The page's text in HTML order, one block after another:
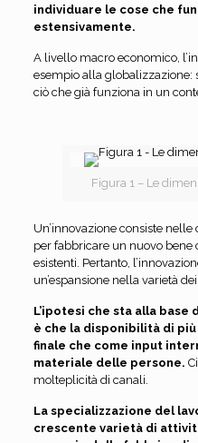
individuare le cose che
estensivamente.
A livello macro economico,
esempio alla globalizzazione:
ciò che già funziona in un
Figura 1 – Le
Un’innovazione consiste
per fabbricare un nuovo bene
esistenti. Pertanto,
un’espansione nella varietà
L’ipotesi che sta alla base
è che la disponibilità di
finale che come input
materiale delle persone.
molteplicità di canali.
La specializzazione del
crescente varietà di